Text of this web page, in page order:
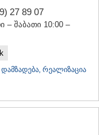
27 89 07
– შაბათი 10:00 –
რეალიზაცია